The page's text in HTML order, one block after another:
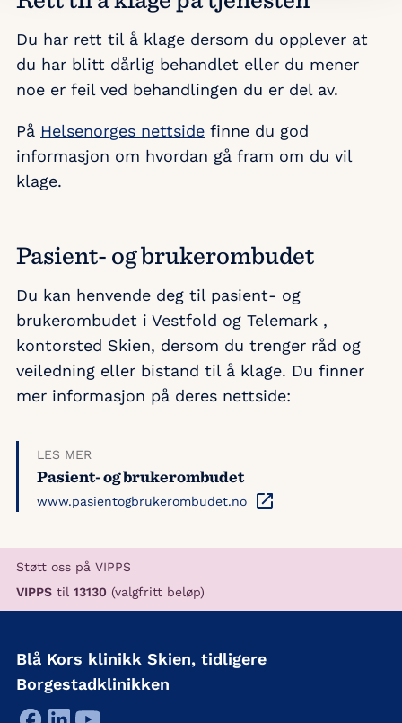
Du har rett til å klage dersom du opplever at
du har blitt dårlig behandlet eller du mener
noe er feil ved behandlingen du er del av.
På Helsenorges nettside finne du god
informasjon om hvordan gå fram om du vil
klage.
Pasient- og brukerombudet
Du kan henvende deg til pasient- og
brukerombudet i Vestfold og Telemark ,
kontorsted Skien, dersom du trenger råd og
veiledning eller bistand til å klage. Du finner
mer informasjon på deres nettside:
LES MER
Pasient- og brukerombudet
www.pasientogbrukerombudet.no
Støtt oss på VIPPS
VIPPS til 13130 (valgfritt beløp)
Blå Kors klinikk Skien, tidligere
Borgestadklinikken